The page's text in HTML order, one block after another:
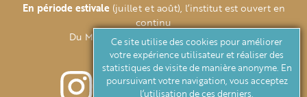
En période estivale(juillet et août), l’institut est ouvert en
continu
Du Mardi au samedi de 9h30 à 19h00
Ce site utilise des cookies pour améliorer
votre expérience utilisateur et réaliser des
statistiques de visite de manière anonyme. En
poursuivant votre navigation, vous acceptez
l’utilisation de ces derniers.